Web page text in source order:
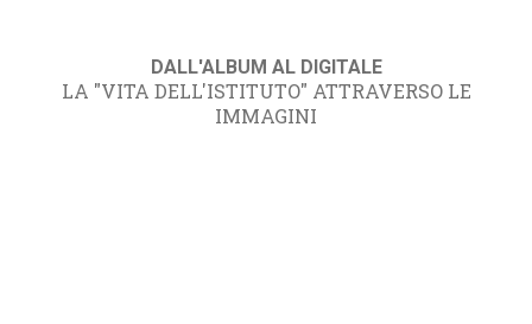
DALL'ALBUM AL DIGITALE
LA "VITA DELL'ISTITUTO" ATTRAVERSO LE
IMMAGINI